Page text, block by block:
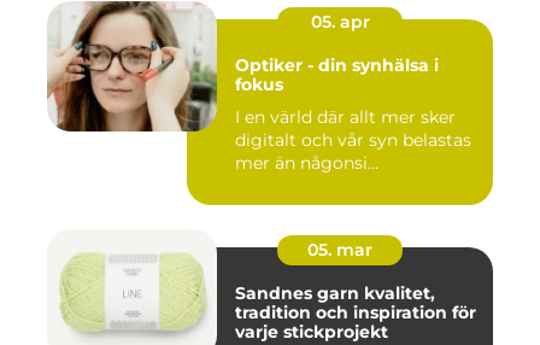
05. apr
Optiker - din synhälsa i
fokus
I en värld där allt mer sker
digitalt och vår syn belastas
mer än någonsi...
05. mar
Sandnes garn kvalitet,
tradition och inspiration för
varje stickprojekt